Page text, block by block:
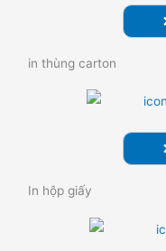
in thùng carton
In hộp giấy